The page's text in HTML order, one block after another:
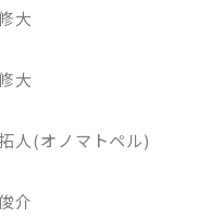
大
大
人(オノマトペル)
介